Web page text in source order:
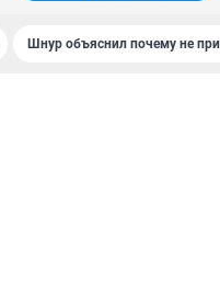
Шнур объяснил почему не